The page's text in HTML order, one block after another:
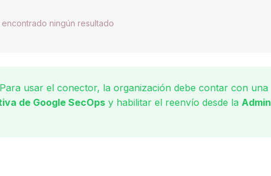
encontrado ningún resultado
Para usar el conector, la organización debe contar con una
de Google SecOps y habilitar el reenvío desde la Admin